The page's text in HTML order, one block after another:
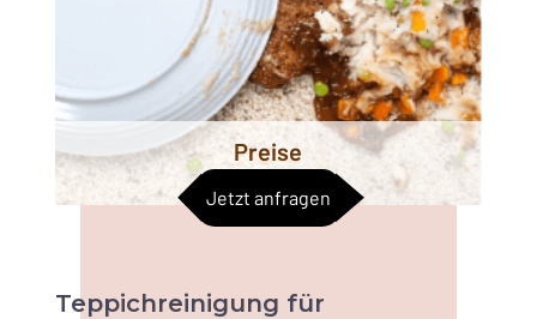
Preise
Jetzt anfragen
Teppichreinigung für